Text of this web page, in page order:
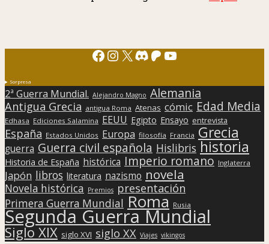
Facebook
Instagram
X Discord
Patreon
YouTube
Sorpresa
2ª Guerra Mundial. Alejandro Magno Alemania
Antigua Grecia antigua Roma Atenas cómic Edad Media
Edhasa Ediciones Salamina EEUU Egipto Ensayo entrevista
España Estados Unidos Europa filosofía Francia Grecia
guerra Guerra civil española Hislibris historia
Historia de España histórica Imperio romano Inglaterra
Japón libros literatura nazismo novela
Novela histórica Premios presentación
Primera Guerra Mundial Roma Rusia
Segunda Guerra Mundial
Siglo XIX siglo XVI siglo XX Viajes vikingos